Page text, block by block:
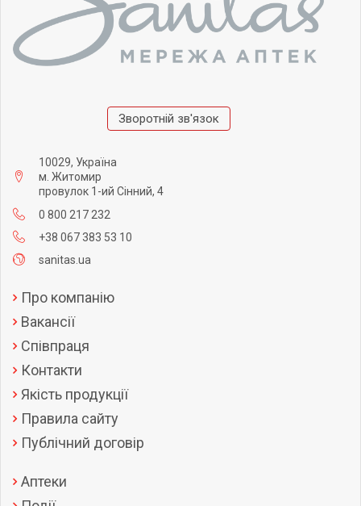
Зворотній зв'язок
10029, Україна
м. Житомир
провулок 1-ий Сінний, 4
0 800 217 232
+38 067 383 53 10
sanitas.ua
Про компанію
Вакансії
Співпраця
Контакти
Якість продукції
Правила сайту
Публічний договір
Аптеки